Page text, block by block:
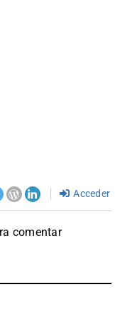
Acceder
comentar